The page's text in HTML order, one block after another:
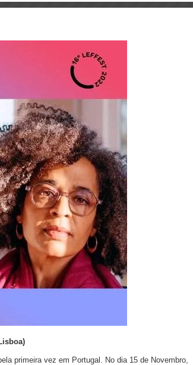
primeira vez em Portugal. No dia 15 de Novembro,